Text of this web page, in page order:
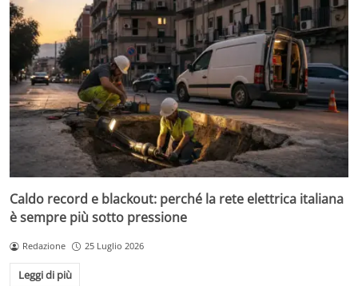
Caldo record e blackout: perché la rete elettrica italiana
è sempre più sotto pressione
Redazione 25 Luglio 2026
Leggi di più